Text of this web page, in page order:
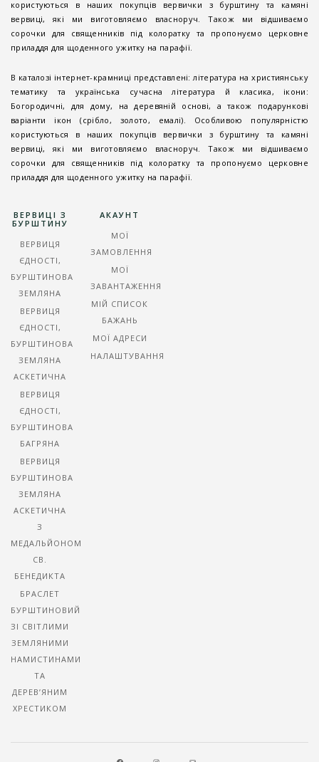
користуються в наших покупців вервички з бурштину та камяні
вервиці, які ми виготовляємо власноруч. Також ми відшиваємо
сорочки для священників під колоратку та пропонуємо церковне
приладдя для щоденного ужитку на парафії.
В каталозі інтернет-крамниці представлені: література на християнську
тематику та українська сучасна література й класика, ікони:
Богородичні, для дому, на деревяній основі, а також подарункові
варіанти ікон (срібло, золото, емалі). Особливою популярністю
користуються в наших покупців вервички з бурштину та камяні
вервиці, які ми виготовляємо власноруч. Також ми відшиваємо
сорочки для священників під колоратку та пропонуємо церковне
приладдя для щоденного ужитку на парафії.
ВЕРВИЦІ З
БУРШТИНУ
ВЕРВИЦЯ
ЄДНОСТІ,
БУРШТИНОВА
ЗЕМЛЯНА
ВЕРВИЦЯ
ЄДНОСТІ,
БУРШТИНОВА
ЗЕМЛЯНА
АСКЕТИЧНА
ВЕРВИЦЯ
ЄДНОСТІ,
БУРШТИНОВА
БАГРЯНА
ВЕРВИЦЯ
БУРШТИНОВА
ЗЕМЛЯНА
АСКЕТИЧНА
З
МЕДАЛЬЙОНОМ
СВ.
БЕНЕДИКТА
БРАСЛЕТ
БУРШТИНОВИЙ
ЗІ СВІТЛИМИ
ЗЕМЛЯНИМИ
НАМИСТИНАМИ
ТА
ДЕРЕВ’ЯНИМ
ХРЕСТИКОМ
АКАУНТ
МОЇ
ЗАМОВЛЕННЯ
МОЇ
ЗАВАНТАЖЕННЯ
МІЙ СПИСОК
БАЖАНЬ
МОЇ АДРЕСИ
НАЛАШТУВАННЯ